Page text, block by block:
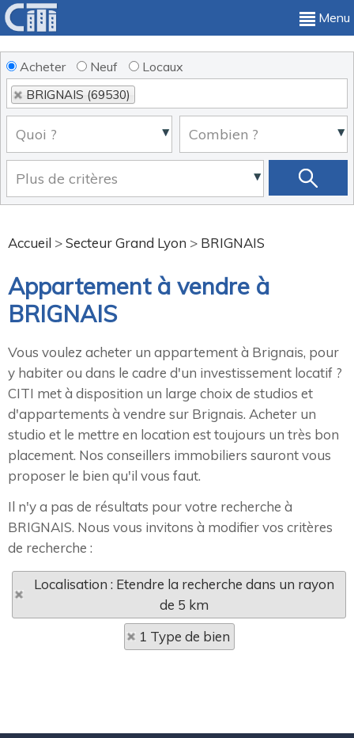
Menu
Acheter Neuf Locaux
BRIGNAIS (69530)
Accueil >Secteur Grand Lyon > BRIGNAIS
Appartement à vendre à
BRIGNAIS
Vous voulez acheter un appartement à Brignais, pour
y habiter ou dans le cadre d'un investissement locatif ?
CITI met à disposition un large choix de studios et
d'appartements à vendre sur Brignais. Acheter un
studio et le mettre en location est toujours un très bon
placement. Nos conseillers immobiliers sauront vous
proposer le bien qu'il vous faut.
Il n'y a pas de résultats pour votre recherche à
BRIGNAIS. Nous vous invitons à modifier vos critères
de recherche :
Localisation : Etendre la recherche dans un rayon
de 5 km
1 Type de bien